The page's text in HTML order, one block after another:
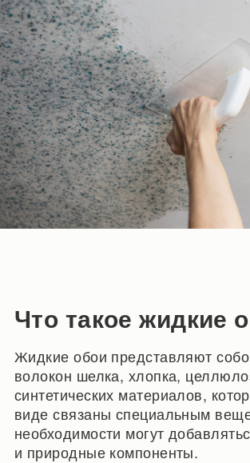
Что такое жидкие
Жидкие обои представляют
волокон шелка, хлопка,
синтетических материалов,
виде связаны специальным
необходимости могут
и природные компоненты.